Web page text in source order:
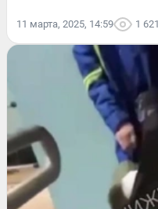
11 марта, 2025, 14:59 1 621